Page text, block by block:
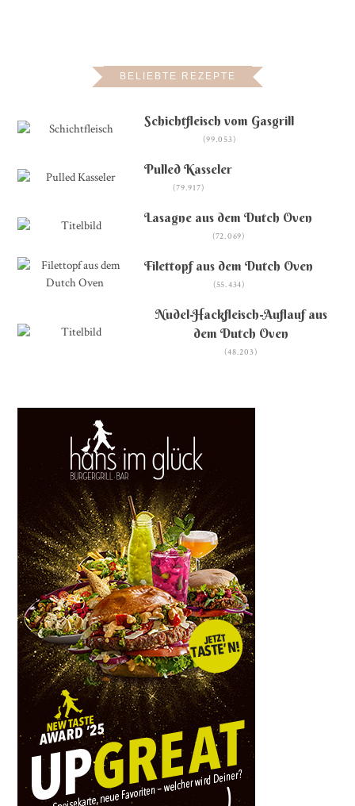
BELIEBTE REZEPTE
Schichtfleisch vom Gasgrill
(99.053)
Pulled Kasseler
(79.917)
Lasagne aus dem Dutch Oven
(72.069)
Filettopf aus dem Dutch Oven
(55.434)
Nudel-Hackfleisch-Auflauf aus
dem Dutch Oven
(48.203)